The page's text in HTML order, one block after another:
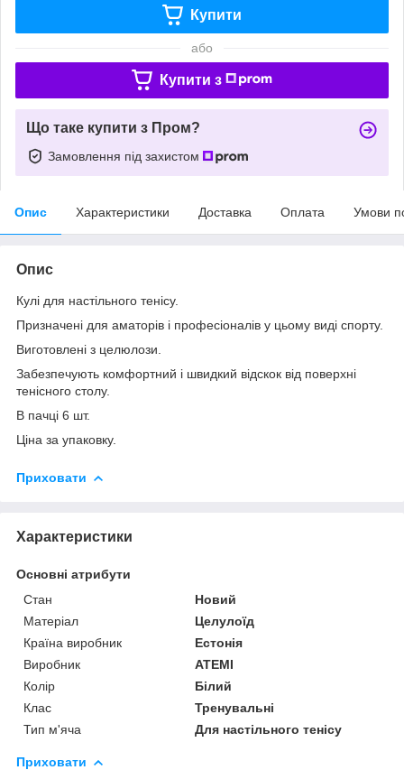
Купити
або
Купити з
Що таке купити з Пром?
Замовлення під захистом
Опис Характеристики Доставка Оплата Умови
Опис
Кулі для настільного тенісу.
Призначені для аматорів і професіоналів у цьому виді спорту.
Виготовлені з целюлози.
Забезпечують комфортний і швидкий відскок від поверхні
тенісного столу.
В пачці 6 шт.
Ціна за упаковку.
Приховати
Характеристики
Основні атрибути
Стан
Новий
Матеріал
Целулоїд
Країна виробник
Естонія
Виробник
ATEMI
Колір
Білий
Клас
Тренувальні
Тип м'яча
Для настільного тенісу
Приховати